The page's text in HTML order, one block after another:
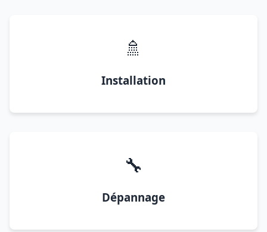
🚿
Installation
🔧
Dépannage